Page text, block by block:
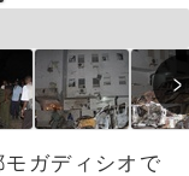
モガディシオで